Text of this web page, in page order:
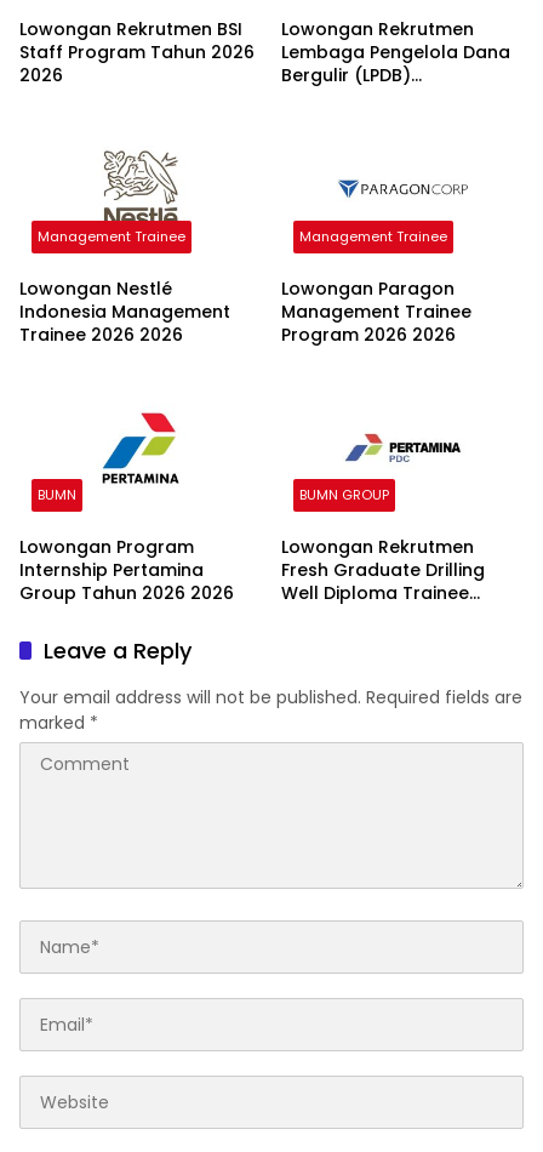
Lowongan Rekrutmen BSI
Staff Program Tahun 2026
2026
Lowongan Rekrutmen
Lembaga Pengelola Dana
Bergulir (LPDB)
Management Trainee
Lowongan Nestlé
Indonesia Management
Trainee 2026 2026
Management Trainee
Lowongan Paragon
Management Trainee
Program 2026 2026
BUMN
Lowongan Program
Internship Pertamina
Group Tahun 2026 2026
BUMN GROUP
Lowongan Rekrutmen
Fresh Graduate Drilling
Well Diploma Trainee
Leave a Reply
Your email address will not be published. Required fields are
marked *